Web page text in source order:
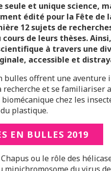
seule et unique science,
édité pour la Fête de
12 sujets de
de leurs thèses.
à travers une
accessible et
bulles offrent une
recherche et se familiariser
chez les
plastique.
EN BULLES 2019
ou le rôle des